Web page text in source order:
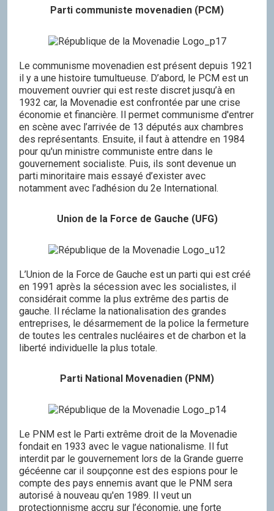
Parti communiste movenadien (PCM)
Le communisme movenadien est présent depuis 1921
il y a une histoire tumultueuse. D’abord, le PCM est un
mouvement ouvrier qui est reste discret jusqu’à en
1932 car, la Movenadie est confrontée par une crise
économie et financière. Il permet communisme d'entrer
en scène avec l’arrivée de 13 députés aux chambres
des représentants. Ensuite, il faut à attendre en 1984
pour qu'un ministre communiste entre dans le
gouvernement socialiste. Puis, ils sont devenue un
parti minoritaire mais essayé d’exister avec
notamment avec l’adhésion du 2e International.
Union de la Force de Gauche (UFG)
L’Union de la Force de Gauche est un parti qui est créé
en 1991 après la sécession avec les socialistes, il
considérait comme la plus extrême des partis de
gauche. Il réclame la nationalisation des grandes
entreprises, le désarmement de la police la fermeture
de toutes les centrales nucléaires et de charbon et la
liberté individuelle la plus totale.
Parti National Movenadien (PNM)
Le PNM est le Parti extrême droit de la Movenadie
fondait en 1933 avec le vague nationalisme. Il fut
interdit par le gouvernement lors de la Grande guerre
gécéenne car il soupçonne est des espions pour le
compte des pays ennemis avant que le PNM sera
autorisé à nouveau qu'en 1989. Il veut un
protectionnisme accru sur l’économie, une forte